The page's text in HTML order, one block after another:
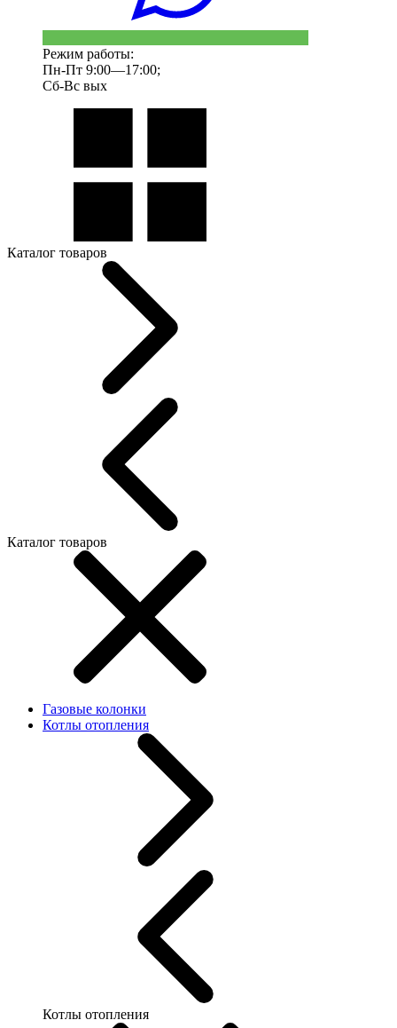
Режим работы:
Пн-Пт 9:00—17:00;
Сб-Вс вых
Каталог товаров
Каталог товаров
Газовые колонки
Котлы отопления
Котлы отопления